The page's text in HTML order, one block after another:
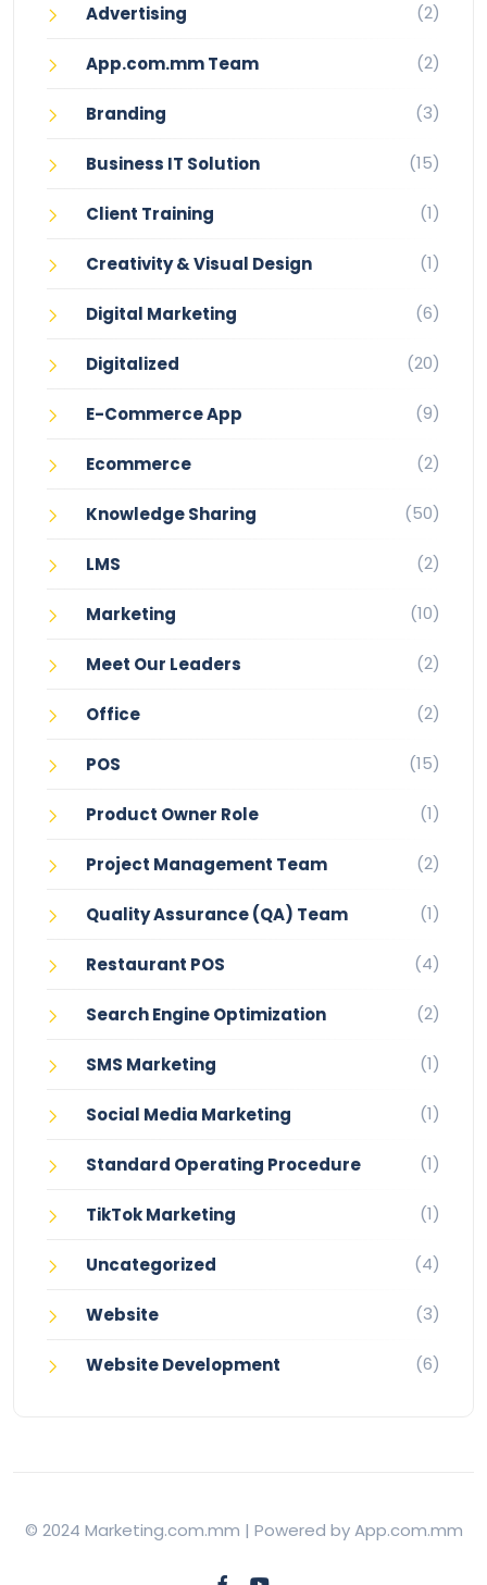
Advertising (2)
App.com.mm Team (2)
Branding (3)
Business IT Solution (15)
Client Training (1)
Creativity & Visual Design (1)
Digital Marketing (6)
Digitalized (20)
E-Commerce App (9)
Ecommerce (2)
Knowledge Sharing (50)
LMS (2)
Marketing (10)
Meet Our Leaders (2)
Office (2)
POS (15)
Product Owner Role (1)
Project Management Team (2)
Quality Assurance (QA) Team (1)
Restaurant POS (4)
Search Engine Optimization (2)
SMS Marketing (1)
Social Media Marketing (1)
Standard Operating Procedure (1)
TikTok Marketing (1)
Uncategorized (4)
Website (3)
Website Development (6)
© 2024 Marketing.com.mm | Powered by App.com.mm